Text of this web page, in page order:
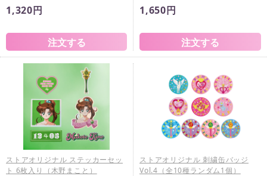
1,320円 1,650円
ストアオリジナル ステッカーセッ
ト 6枚入り（木野まこと）
ストアオリジナル 刺繍缶バッジ
Vol.4（全10種ランダム1個）